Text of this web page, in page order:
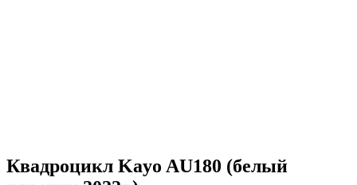
Квадроцикл Kayo AU180 (белый